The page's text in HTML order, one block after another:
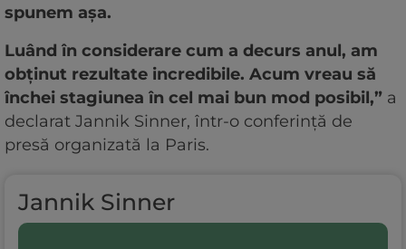
spunem așa.
Luând în considerare cum a decurs anul, am
obținut rezultate incredibile. Acum vreau să
închei stagiunea în cel mai bun mod posibil,” a
declarat Jannik Sinner, într-o conferință de
presă organizată la Paris.
Jannik Sinner